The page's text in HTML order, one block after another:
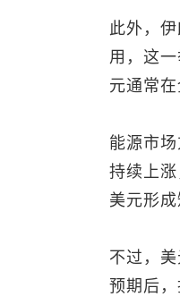
此外，
用，这
元通常
能源市
持续上
美元形成
不过，
预期后